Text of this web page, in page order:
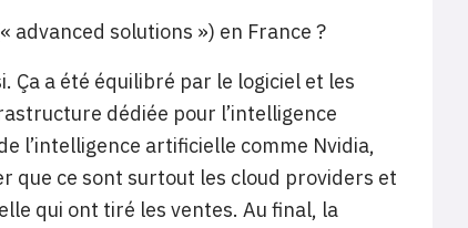
advanced solutions ») en France ?
Ça a été équilibré par le logiciel et les
dédiée pour l’intelligence
l’intelligence artificielle comme Nvidia,
que ce sont surtout les cloud providers et
qui ont tiré les ventes. Au final, la